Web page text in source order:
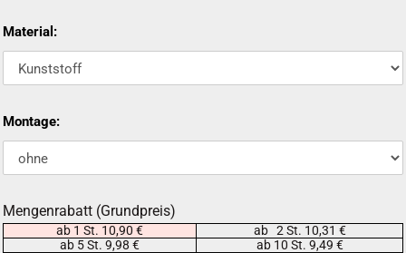
Material:
Montage:
Mengenrabatt (Grundpreis)
ab 1 St. 10,90 €
ab 2 St. 10,31 €
ab 5 St. 9,98 €
ab 10 St. 9,49 €